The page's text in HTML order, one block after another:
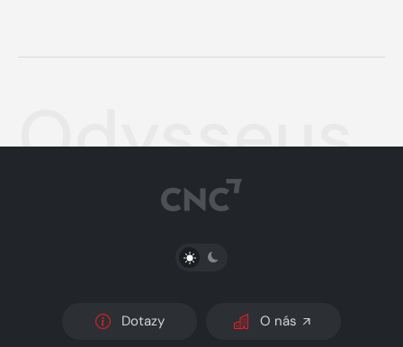
Odysseus
PŘEPNOUT SVĚTLÝ/TMAVÝ REŽIM
Dotazy O nás